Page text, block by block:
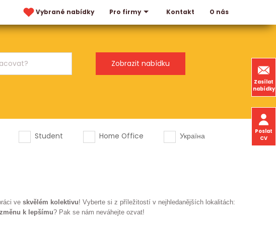
Vybrané nabídky Pro firmy Kontakt O nás
Zasílat
nabídky
Poslat
CV
Student Home Office
Україна
ve skvělém kolektivu! Vyberte si z příležitostí v nejhledanějších lokalitách:
změnu k lepšímu? Pak se nám neváhejte ozvat!